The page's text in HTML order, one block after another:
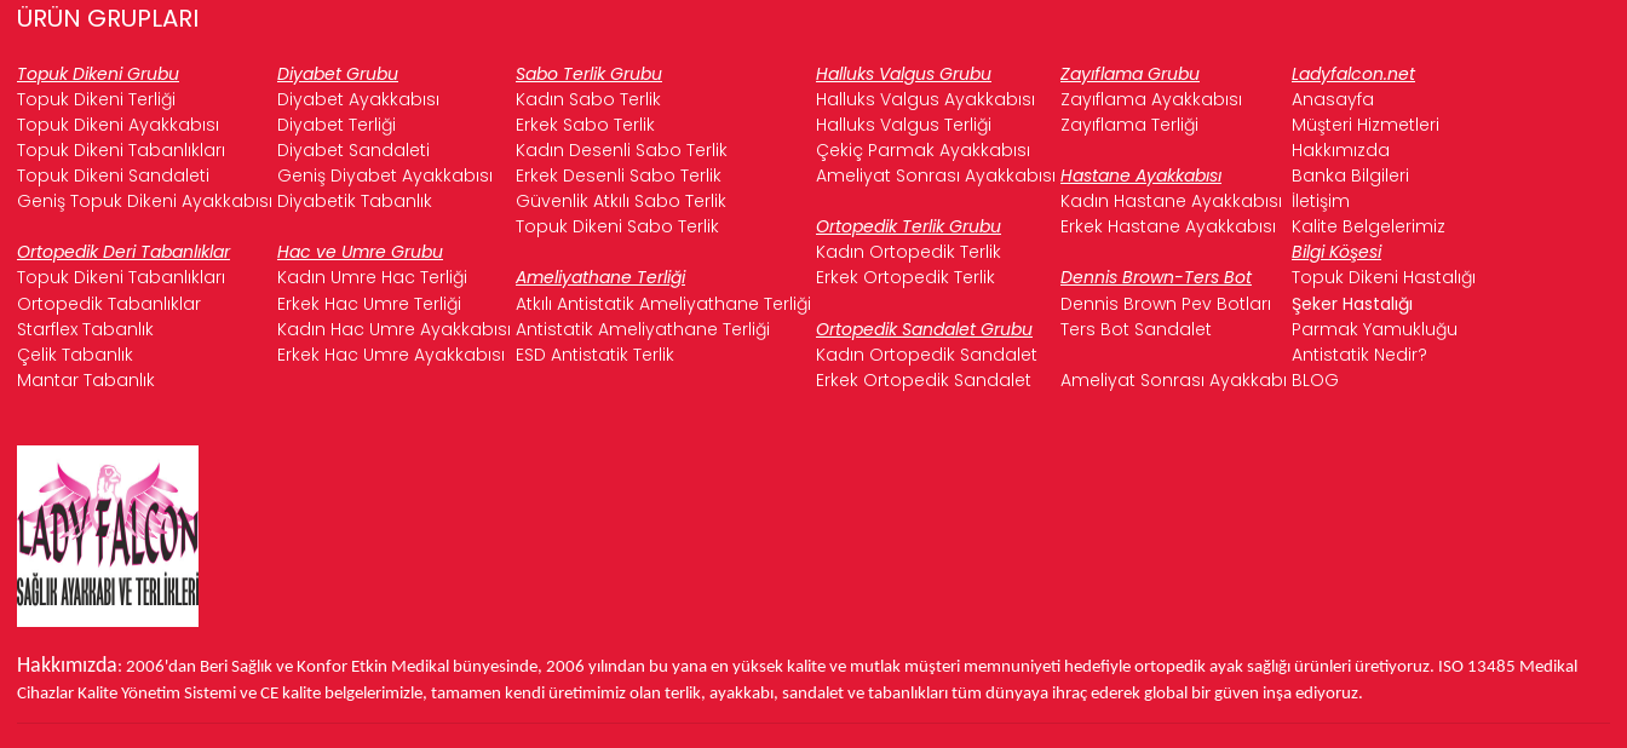
ÜRÜN GRUPLARI
Topuk Dikeni Grubu Diyabet Grubu Sabo Terlik Grubu Halluks Valgus Grubu Zayıflama Grubu
Ladyfalcon.net
Topuk Dikeni Terliği
Diyabet Ayakkabısı Kadın Sabo Terlik Halluks Valgus Ayakkabısı Zayıflama Ayakkabısı
Anasayfa
Topuk Dikeni Ayakkabısı
Diyabet Terliği Erkek Sabo Terlik Halluks Valgus Terliği Zayıflama Terliği
Müşteri Hizmetleri
Topuk Dikeni Tabanlıkları
Diyabet Sandaleti Kadın Desenli Sabo Terlik Çekiç Parmak Ayakkabısı
Hakkımızda
Topuk Dikeni Sandaleti
Geniş Diyabet Ayakkabısı Erkek Desenli Sabo Terlik Ameliyat Sonrası Ayakkabısı Hastane Ayakkabısı
Banka Bilgileri
Geniş Topuk Dikeni Ayakkabısı Diyabetik Tabanlık Güvenlik Atkılı Sabo Terlik Kadın Hastane Ayakkabısı İletişim
Topuk Dikeni Sabo Terlik
Ortopedik Terlik Grubu Erkek Hastane Ayakkabısı
Kalite Belgelerimiz
Ortopedik Deri Tabanlıklar
Hac ve Umre Grubu Kadın Ortopedik Terlik
Bilgi Köşesi
Topuk Dikeni Tabanlıkları
Kadın Umre Hac Terliği Ameliyathane Terliği Erkek Ortopedik Terlik Dennis Brown-Ters Bot
Topuk Dikeni Hastalığı
Ortopedik Tabanlıklar
Erkek Hac Umre Terliği Atkılı Antistatik Ameliyathane Terliği Dennis Brown Pev Botları
Şeker Hastalığı
Starflex Tabanlık
Kadın Hac Umre Ayakkabısı Antistatik Ameliyathane Terliği Ortopedik Sandalet Grubu Ters Bot Sandalet
Parmak Yamukluğu
Çelik Tabanlık
Erkek Hac Umre Ayakkabısı ESD Antistatik Terlik Kadın Ortopedik Sandalet
Antistatik Nedir?
Mantar Tabanlık
Erkek Ortopedik Sandalet Ameliyat Sonrası Ayakkabı BLOG
Hakkımızda: 2006'dan Beri Sağlık ve Konfor Etkin Medikal bünyesinde, 2006 yılından bu yana en yüksek kalite ve mutlak müşteri memnuniyeti hedefiyle ortopedik ayak sağlığı ürünleri üretiyoruz. ISO 13485 Medikal
Cihazlar Kalite Yönetim Sistemi ve CE kalite belgelerimizle, tamamen kendi üretimimiz olan terlik, ayakkabı, sandalet ve tabanlıkları tüm dünyaya ihraç ederek global bir güven inşa ediyoruz.